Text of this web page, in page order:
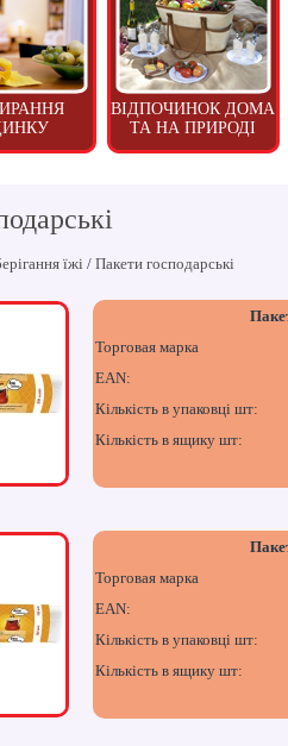
ВІДПОЧИНОК ДОМА
ТА НА ПРИРОДІ
їжі / Пакети господарські
Торговая марка
EAN:
Кількість в упаковці шт:
Кількість в ящику шт:
Торговая марка
EAN:
Кількість в упаковці шт:
Кількість в ящику шт: